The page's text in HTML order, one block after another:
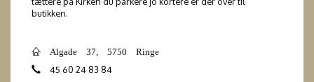
butikken.
Algade 37, 5750 Ringe
45 60 24 83 84